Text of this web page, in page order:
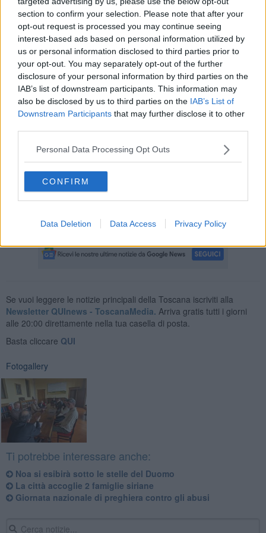
section to confirm your selection. Please note that after your
opt-out request is processed you may continue seeing
interest-based ads based on personal information utilized by
us or personal information disclosed to third parties prior to
your opt-out. You may separately opt-out of the further
disclosure of your personal information by third parties on the
IAB’s list of downstream participants. This information may
also be disclosed by us to third parties on the IAB’s List of
Downstream Participants that may further disclose it to other
Personal Data Processing Opt Outs
CONFIRM
Data Deletion Data Access Privacy Policy
attenzione ai temi sociali, del lavoro e del mondo giovanile. Tra le
tematiche discusse quella della necessità di mettere
maggiormente in rete il sistema degli assistenti sociali
comunali con la caritas diocesanaper offrire una risposta più
efficace e concreta alle nuove emergenze sociali.
I sindaci hanno evidenziato anche il crescente numero degli sfratti
e con il cardinale hanno proposto possibili collaborazioni con la
diocesi per trovare nuove soluzioni abitative. Molto sentita dai primi
cittadini anche la problematica legata alla
valorizzazione dello
scalo ferroviario di Chiusi per un ulteriore rilancio del sistema
Il cardinale da parte sua ha ribadito l'assoluta disponibilità della
e la crescita delle comunità.
Se vuoi leggere le notizie principali della Toscana iscriviti alla
Newsletter QUInews - ToscanaMedia. Arriva gratis tutti i giorni
alle 20:00 direttamente nella tua casella di posta.
Basta cliccare QUI
Fotogallery
Ti potrebbe interessare anche:
Noa si esibirà sotto le stelle del Duomo
La città accoglie 2 famiglie siriane
Giornata nazionale di preghiera contro gli abusi